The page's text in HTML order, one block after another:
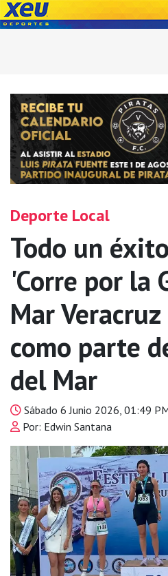
Deporte Local
Todo un
'Corre por la
Mar
como parte
del Mar
Sábado 6 Junio 2026, 01:49
Por: Edwin Santana